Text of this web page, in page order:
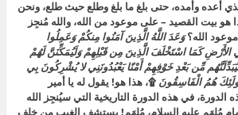
أعده وأمده، حتى بلغ ما بلغ وطلع حيث طلع، ونحن
بيت القصيد – على موعود من الله، والله مُنجِز
الله؟وَعَدَ اللَّهُ الَّذِينَ آمَنُوا مِنكُمْ وَعَمِلُوا
الأَرْضِ كَمَا اسْتَخْلَفَ الَّذِينَ مِن قَبْلِهِمْ وَلَيُمَكِّنَنَّ لَهُمْ
مِّن بَعْدِ خَوْفِهِمْ أَمْنًا يَعْبُدُونَنِي لا يُشْرِكُونَ بِي
هُمُ الْفَاسِقُونَ ۩، هذا هو! يقول له يا أمير
في هذه الدورة التاريخية التي سيُنجِز الله
مُلهَم عليه السلام، مُلهَم! يستشف الغيب من خلف